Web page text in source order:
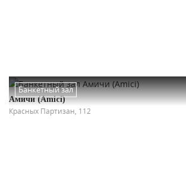
Банкетный зал
Амичи (Amici)
Красных Партизан, 112